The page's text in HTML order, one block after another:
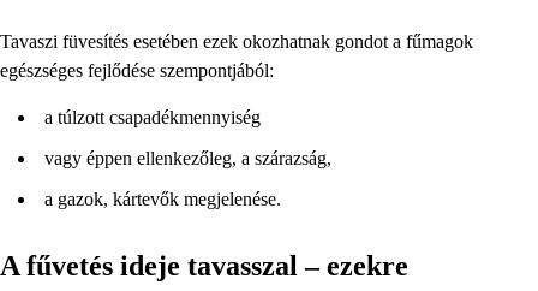
Tavaszi füvesítés esetében ezek okozhatnak gondot a fűmagok
egészséges fejlődése szempontjából:
a túlzott csapadékmennyiség
vagy éppen ellenkezőleg, a szárazság,
a gazok, kártevők megjelenése.
A fűvetés ideje tavasszal – ezekre